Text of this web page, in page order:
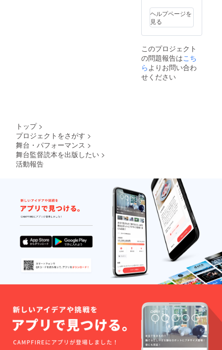
けしま
す。
ヘルプページを
見る
このプロジェクト
の問題報告はこち
ら よりお問い合わ
せください
トップ >
プロジェクトをさがす >
舞台・パフォーマンス >
舞台監督読本を出版したい >
活動報告